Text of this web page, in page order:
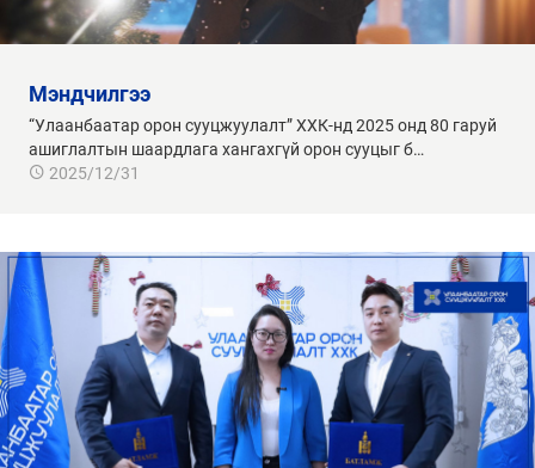
мэндчилгээ
“Улаанбаатар орон сууцжуулалт” ХХК-нд 2025 онд 80 гаруй
ашиглалтын шаардлага хангахгүй орон сууцыг б…
2025/12/31